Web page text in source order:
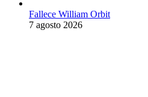
Fallece William Orbit
7 agosto 2026